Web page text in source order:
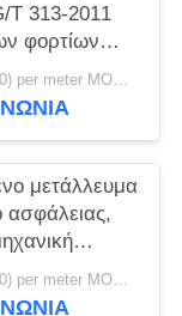
T 313-2011
φορτίων
USD( 1-300) per meter MOQ:1000M
μετάλλευμα
ασφάλειας,
πυρκαγιάς
USD( 1-300) per meter MOQ:1000M